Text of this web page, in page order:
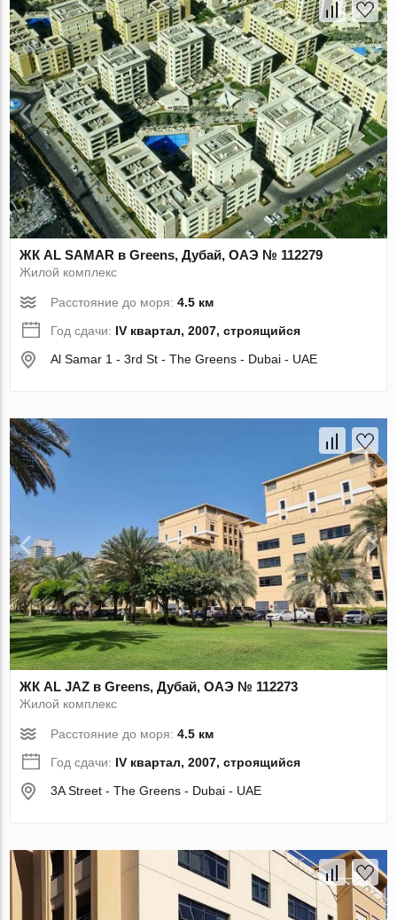
ЖК AL SAMAR в Greens, Дубай, ОАЭ № 112279
Жилой комплекс
Расстояние до моря:4.5 км
Год сдачи: IV квартал, 2007, строящийся
Al Samar 1 - 3rd St - The Greens - Dubai - UAE
ЖК AL JAZ в Greens, Дубай, ОАЭ № 112273
Жилой комплекс
Расстояние до моря:4.5 км
Год сдачи: IV квартал, 2007, строящийся
3A Street - The Greens - Dubai - UAE